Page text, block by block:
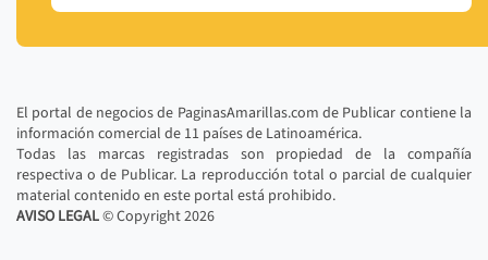
El portal de negocios de PaginasAmarillas.com de Publicar contiene la
información comercial de 11 países de Latinoamérica.
Todas las marcas registradas son propiedad de la compañía
respectiva o de Publicar. La reproducción total o parcial de cualquier
material contenido en este portal está prohibido.
AVISO LEGAL© Copyright2026